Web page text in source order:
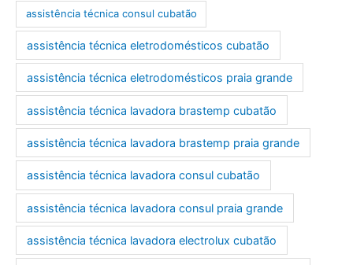
e
a
assistência técnica consul cubatão
assistência técnica eletrodomésticos cubatão
assistência técnica eletrodomésticos praia grande
assistência técnica lavadora brastemp cubatão
assistência técnica lavadora brastemp praia grande
assistência técnica lavadora consul cubatão
assistência técnica lavadora consul praia grande
assistência técnica lavadora electrolux cubatão